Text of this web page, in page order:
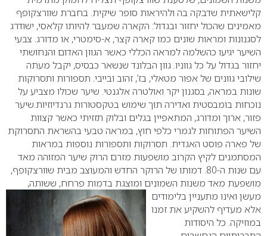
קלישאתית שדבקה בה ולהיראות סופר שיקית. בחברת שוורצקופף
מאמינים שהכול יחזור ובגדול: הקארה שמעבר להיותו קלאסי, ישודרג
לסגנונות ומראות שונים כמו קארה קצר, א-סימטרי, או מדורג. צבעי
השיער יגיעו כהשלמה למראה הכללי כאשר הגוון האדום והנחושתי
יחזור בגדול על כל גווניו. גוון הבלונד שנשאר כבסיס, יקבל מעתה
שילובי גוונים של אפור מטאלי, בז’, זהוב ובייבי. תספורות ותסרוקות
שונות במראה, בסגנון יקר ואולטרה אלגנטי. שיער שכולו מצביע על
נוכחות בומבסטית ואדירה תוך שימוש בטקסטורות גרנדיוזיות.שיער
פזור, ארוך ומדורג, המתאפיין בגלים ובלוק תזזיתי כאשר קצוות
השיער הפתוחות לגמרי כלפי חוץ, במראה טבעי בהשראת התסרוקת
של פארה פוסט האגדית. תסרוקות ותספורות נוספות במראות
המסתמנים לקיץ הקרוב מושפעות מזרם הרוק שיער המזוהה מאד
עם שנות ה-80. דמותו של הרוקר החדש והמעוצב מבית שוורצקופף,
מושפעת מאד משנות השמונים ומוצגת בדמות פרחח, ששותה,
מעשן ואינו מתעניין בלימודים
אלא מעדיף להשקיע את זמנו
במוזיקה. כל היסודות